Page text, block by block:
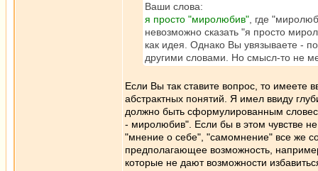
Ваши слова:
я просто "миролюбив" , где
невозможно сказать "я просто
как идея. Однако Вы увязываете -
другими словами. Но смысл-то не
Если Вы так ставите вопрос, то имеете
абстрактных понятий. Я имел ввиду
должно быть сформулированным
- миролюбив". Если бы в этом чувстве
"мнение о себе", "самомнение" все же
предполагающее возможность,
которые не дают возможности